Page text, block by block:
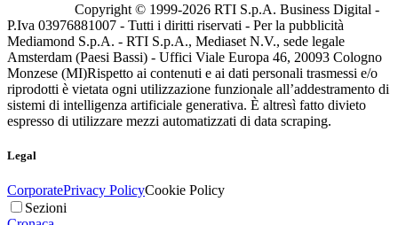
Copyright © 1999-2026 RTI S.p.A. Business Digital -
P.Iva 03976881007 - Tutti i diritti riservati - Per la pubblicità
Mediamond S.p.A. - RTI S.p.A., Mediaset N.V., sede legale
Amsterdam (Paesi Bassi) - Uffici Viale Europa 46, 20093 Cologno
Monzese (MI)Rispetto ai contenuti e ai dati personali trasmessi e/o
riprodotti è vietata ogni utilizzazione funzionale all’addestramento di
sistemi di intelligenza artificiale generativa. È altresì fatto divieto
espresso di utilizzare mezzi automatizzati di data scraping.
Legal
CorporatePrivacy PolicyCookie Policy
Sezioni